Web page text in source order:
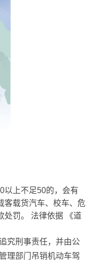
以上不足50的，会有
客载货汽车、校车、危
处罚。 法律依据 《道
究刑事责任，并由公
理部门吊销机动车驾